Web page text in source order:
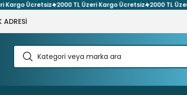
Ücretsiz 2000 TL Üzeri Kargo Ücretsiz 2000 TL Üzeri
ADRESİ